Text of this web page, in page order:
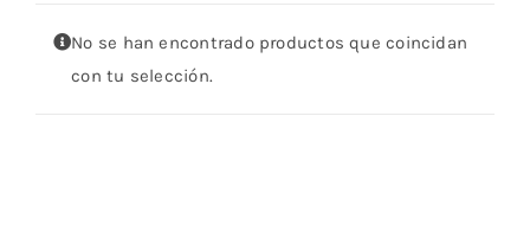
Dotaciones
No se han encontrado productos que coincidan
con tu selección.